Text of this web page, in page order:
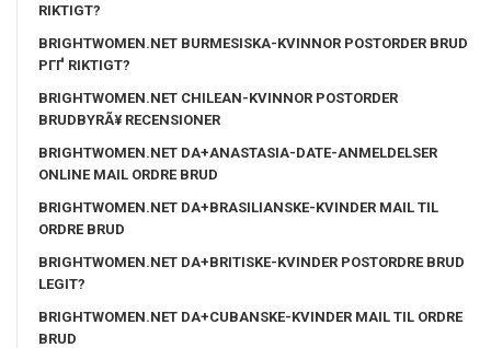
RIKTIGT?
BRIGHTWOMEN.NET BURMESISKA-KVINNOR POSTORDER BRUD
PГҐ RIKTIGT?
BRIGHTWOMEN.NET CHILEAN-KVINNOR POSTORDER
BRUDBYRÃ¥ RECENSIONER
BRIGHTWOMEN.NET DA+ANASTASIA-DATE-ANMELDELSER
ONLINE MAIL ORDRE BRUD
BRIGHTWOMEN.NET DA+BRASILIANSKE-KVINDER MAIL TIL
ORDRE BRUD
BRIGHTWOMEN.NET DA+BRITISKE-KVINDER POSTORDRE BRUD
LEGIT?
BRIGHTWOMEN.NET DA+CUBANSKE-KVINDER MAIL TIL ORDRE
BRUD